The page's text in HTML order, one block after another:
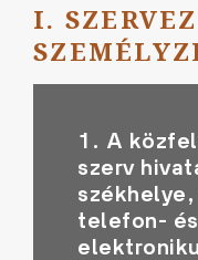
I.
1. A
szerv
telefon-